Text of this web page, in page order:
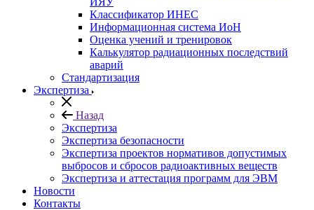
Классификатор ИНЕС
Информационная система ИоН
Оценка учений и тренировок
Калькулятор радиационных последствий
аварий
Стандартизация
Экспертиза
Назад
Экспертиза
Экспертиза безопасности
Экспертиза проектов нормативов допустимых
выбросов и сбросов радиоактивных веществ
Экспертиза и аттестация программ для ЭВМ
Новости
Контакты